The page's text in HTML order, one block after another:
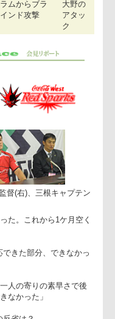
コーラ、スク
インド攻撃
向井監督(右)、三根キャプテ